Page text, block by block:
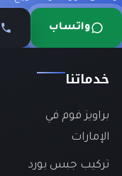
واتساب
خدماتنا
براويز فوم في
الإمارات
تركيب جبس بورد